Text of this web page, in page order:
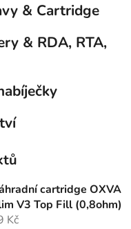
& Cartridge
& RDA, RTA,
cartridge OXVA
V3 Top Fill (0,8ohm)
Kč